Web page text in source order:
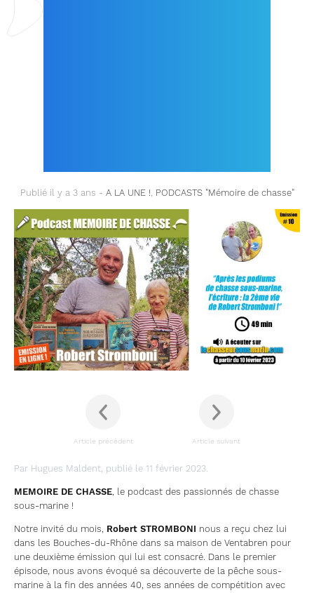
Publié il y a 3 ans - A LA UNE !, PODCASTS "Mémoire de chasse"
Article précédent Article suivant
Par Hugues Maldent, publié le 11 février 2023.
MEMOIRE DE CHASSE, le podcast des passionnés de chasse
sous-marine !
Notre invité du mois, Robert STROMBONI nous a reçu chez lui
dans les Bouches-du-Rhône dans sa maison de Ventabren pour
une deuxième émission qui lui est consacré. Dans le premier
épisode, nous avons évoqué sa découverte de la pêche sous-
marine à la fin des années 40, ses années de compétition avec